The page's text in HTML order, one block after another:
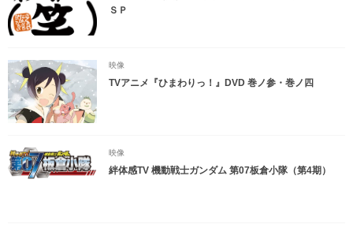
ＳＰ
映像
TVアニメ『ひまわりっ！』DVD 巻ノ参・巻ノ四
映像
絆体感TV 機動戦士ガンダム 第07板倉小隊（第4期）